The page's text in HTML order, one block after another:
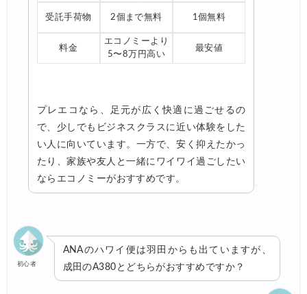
受託手荷物 2個まで無料 1個無料
料金
エコノミーより
5〜8万円高い
最安値
プレエコなら、足元が広く快適に過ごせるの
で、少しでもビジネスクラスに近い体験をした
い人に向いています。一方で、安く抑えたかっ
たり、家族や友人と一緒にワイワイ過ごしたい
ならエコノミーがおすすめです。
初心者
ANAのハワイ便は羽田からも出ていますが、
成田のA380とどちらがおすすめですか？